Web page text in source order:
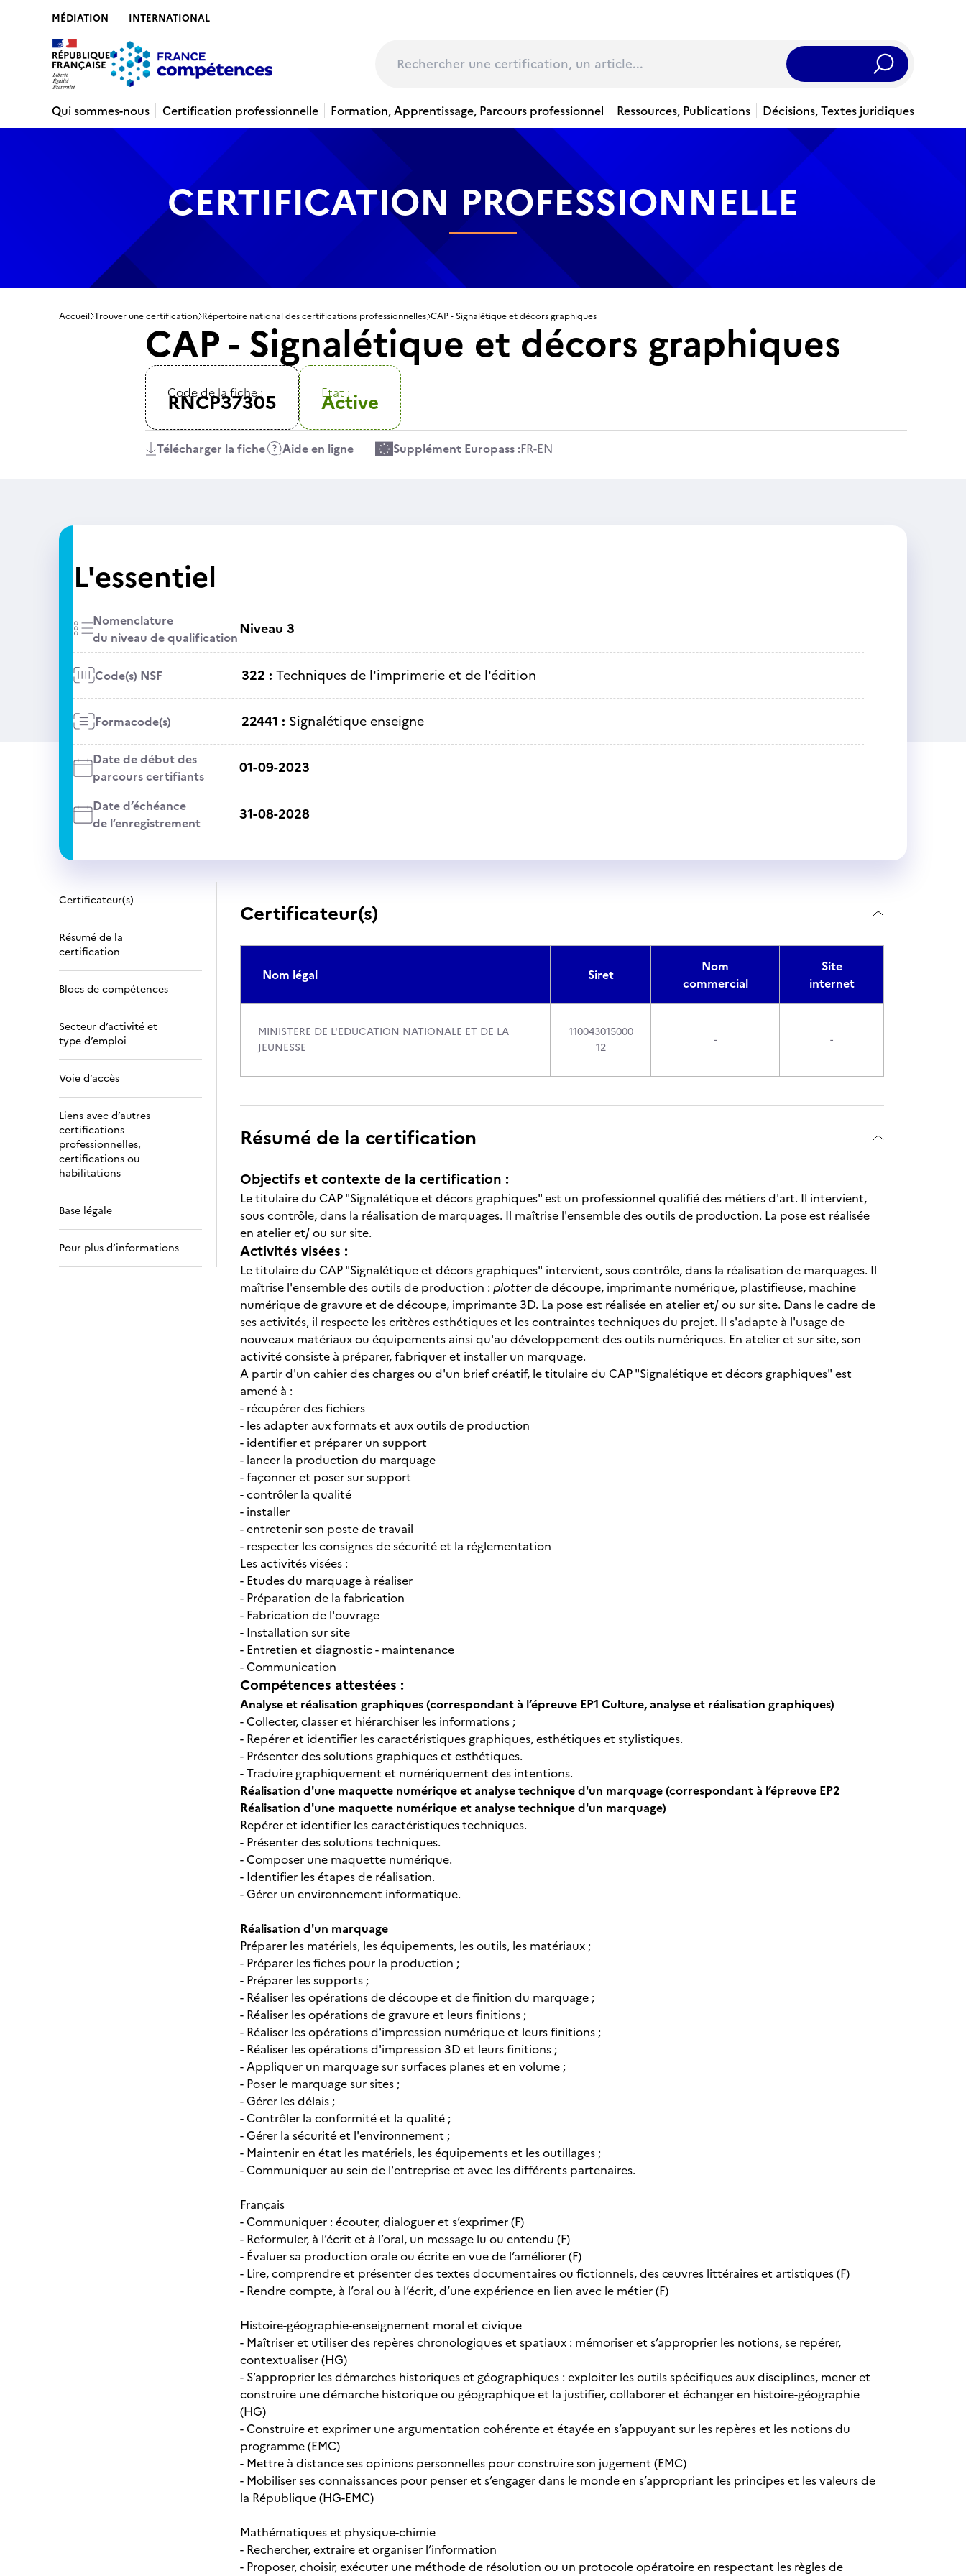
MÉDIATION INTERNATIONAL
Rechercher
Qui sommes-nous
Certification professionnelle Formation, Apprentissage, Parcours professionnel Ressources, Publications Décisions, Textes juridiques
CERTIFICATION PROFESSIONNELLE
Accueil Trouver une certification Répertoire national des certifications professionnelles CAP - Signalétique et décors graphiques
CAP - Signalétique et décors graphiques
Code de la fiche :
RNCP37305 Etat :
Active
Télécharger la fiche Aide en ligne Supplément Europass :FR-EN
L'essentiel
Nomenclature
du niveau de qualificationNiveau 3
Code(s) NSF 322 : Techniques de l'imprimerie et de l'édition
Formacode(s) 22441 : Signalétique enseigne
Date de début des
parcours certifiants
01-09-2023
Date d’échéance
de l’enregistrement
31-08-2028
Certificateur(s)
Résumé de la
certification
Blocs de compétences
Secteur d’activité et
type d’emploi
Voie d’accès
Liens avec d’autres
certifications
professionnelles,
certifications ou
habilitations
Base légale
Pour plus d’informations
Certificateur(s)
Nom légal Siret
Nom
commercial
Site
internet
MINISTERE DE L'EDUCATION NATIONALE ET DE LA
JEUNESSE
110043015000
12
- -
Résumé de la certification
Objectifs et contexte de la certification :
Le titulaire du CAP "Signalétique et décors graphiques" est un professionnel qualifié des métiers d'art. Il intervient,
sous contrôle, dans la réalisation de marquages. Il maîtrise l'ensemble des outils de production. La pose est réalisée
en atelier et/ ou sur site.
Activités visées :
Le titulaire du CAP "Signalétique et décors graphiques" intervient, sous contrôle, dans la réalisation de marquages. Il
maîtrise l'ensemble des outils de production : plotterde découpe, imprimante numérique, plastifieuse, machine
numérique de gravure et de découpe, imprimante 3D. La pose est réalisée en atelier et/ ou sur site. Dans le cadre de
ses activités, il respecte les critères esthétiques et les contraintes techniques du projet. Il s'adapte à l'usage de
nouveaux matériaux ou équipements ainsi qu'au développement des outils numériques. En atelier et sur site, son
activité consiste à préparer, fabriquer et installer un marquage.
A partir d'un cahier des charges ou d'un brief créatif, le titulaire du CAP "Signalétique et décors graphiques" est
amené à :
- récupérer des fichiers
- les adapter aux formats et aux outils de production
- identifier et préparer un support
- lancer la production du marquage
- façonner et poser sur support
- contrôler la qualité
- installer
- entretenir son poste de travail
- respecter les consignes de sécurité et la réglementation
Les activités visées :
- Etudes du marquage à réaliser
- Préparation de la fabrication
- Fabrication de l'ouvrage
- Installation sur site
- Entretien et diagnostic - maintenance
- Communication
Compétences attestées :
Analyse et réalisation graphiques (correspondant à l’épreuve EP1 Culture, analyse et réalisation graphiques)
- Collecter, classer et hiérarchiser les informations ;
- Repérer et identifier les caractéristiques graphiques, esthétiques et stylistiques.
- Présenter des solutions graphiques et esthétiques.
- Traduire graphiquement et numériquement des intentions.
Réalisation d'une maquette numérique et analyse technique d'un marquage (correspondant à l’épreuve EP2
Réalisation d'une maquette numérique et analyse technique d'un marquage)
Repérer et identifier les caractéristiques techniques.
- Présenter des solutions techniques.
- Composer une maquette numérique.
- Identifier les étapes de réalisation.
- Gérer un environnement informatique.
Réalisation d'un marquage
Préparer les matériels, les équipements, les outils, les matériaux ;
- Préparer les fiches pour la production ;
- Préparer les supports ;
- Réaliser les opérations de découpe et de finition du marquage ;
- Réaliser les opérations de gravure et leurs finitions ;
- Réaliser les opérations d'impression numérique et leurs finitions ;
- Réaliser les opérations d'impression 3D et leurs finitions ;
- Appliquer un marquage sur surfaces planes et en volume ;
- Poser le marquage sur sites ;
- Gérer les délais ;
- Contrôler la conformité et la qualité ;
- Gérer la sécurité et l'environnement ;
- Maintenir en état les matériels, les équipements et les outillages ;
- Communiquer au sein de l'entreprise et avec les différents partenaires.
Français
- Communiquer : écouter, dialoguer et s’exprimer (F)
- Reformuler, à l’écrit et à l’oral, un message lu ou entendu (F)
- Évaluer sa production orale ou écrite en vue de l’améliorer (F)
- Lire, comprendre et présenter des textes documentaires ou fictionnels, des œuvres littéraires et artistiques (F)
- Rendre compte, à l’oral ou à l’écrit, d’une expérience en lien avec le métier (F)
Histoire-géographie-enseignement moral et civique
- Maîtriser et utiliser des repères chronologiques et spatiaux : mémoriser et s’approprier les notions, se repérer,
contextualiser (HG)
- S’approprier les démarches historiques et géographiques : exploiter les outils spécifiques aux disciplines, mener et
construire une démarche historique ou géographique et la justifier, collaborer et échanger en histoire-géographie
(HG)
- Construire et exprimer une argumentation cohérente et étayée en s’appuyant sur les repères et les notions du
programme (EMC)
- Mettre à distance ses opinions personnelles pour construire son jugement (EMC)
- Mobiliser ses connaissances pour penser et s’engager dans le monde en s’appropriant les principes et les valeurs de
la République (HG-EMC)
Mathématiques et physique-chimie
- Rechercher, extraire et organiser l’information
- Proposer, choisir, exécuter une méthode de résolution ou un protocole opératoire en respectant les règles de